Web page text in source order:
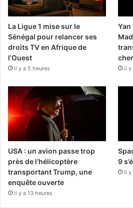
La Ligue 1 mise sur le
Sénégal pour relancer ses
droits TV en Afrique de
l’Ouest
il y a 5 heures
Yan
cher
il y
USA : un avion passe trop
près de l’hélicoptère
transportant Trump, une
enquête ouverte
il y a 13 heures
9
il y